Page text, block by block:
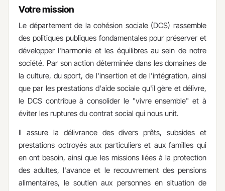
Votre mission
Le département de la cohésion sociale (DCS) rassemble
des politiques publiques fondamentales pour préserver et
développer l'harmonie et les équilibres au sein de notre
société. Par son action déterminée dans les domaines de
la culture, du sport, de l'insertion et de l'intégration, ainsi
que par les prestations d'aide sociale qu'il gère et délivre,
le DCS contribue à consolider le "vivre ensemble" et à
éviter les ruptures du contrat social qui nous unit.
Il assure la délivrance des divers prêts, subsides et
prestations octroyés aux particuliers et aux familles qui
en ont besoin, ainsi que les missions liées à la protection
des adultes, l'avance et le recouvrement des pensions
alimentaires, le soutien aux personnes en situation de